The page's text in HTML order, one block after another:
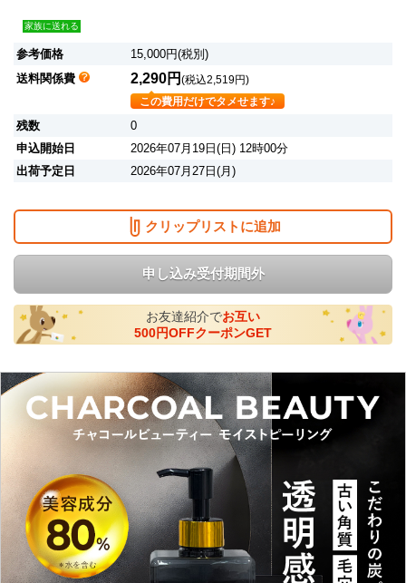
家族に送れる
参考価格
15,000円(税別)
送料関係費
2,290円 (税込2,519円)
この費用だけでタメせます♪
残数
0
申込開始日
2026年07月19日(日) 12時00分
出荷予定日
2026年07月27日(月)
クリップリストに追加
申し込み受付期間外
お友達紹介でお互い
500円OFFクーポンGET